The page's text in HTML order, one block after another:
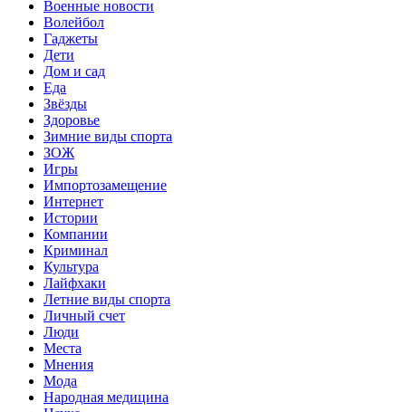
Военные новости
Волейбол
Гаджеты
Дети
Дом и сад
Еда
Звёзды
Здоровье
Зимние виды спорта
ЗОЖ
Игры
Импортозамещение
Интернет
Истории
Компании
Криминал
Культура
Лайфхаки
Летние виды спорта
Личный счет
Люди
Места
Мнения
Мода
Народная медицина